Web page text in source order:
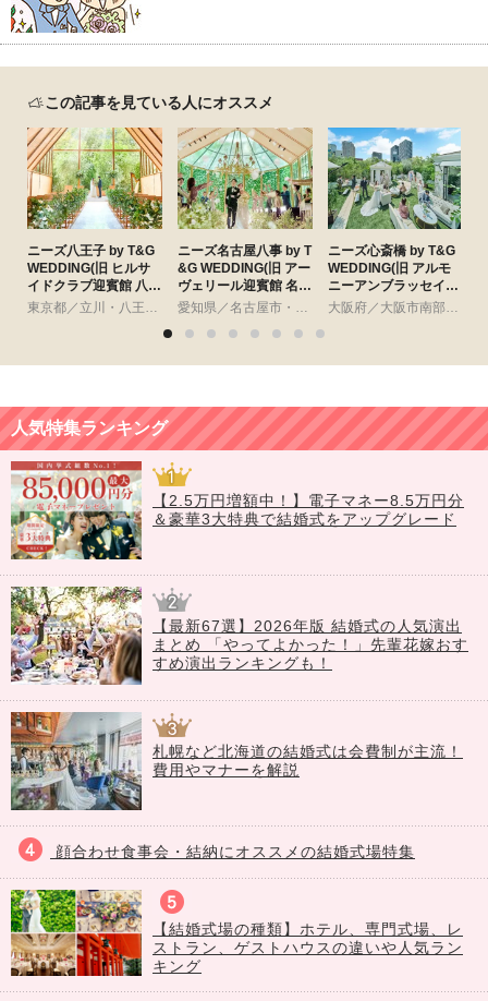
この記事を見ている人にオススメ
ニーズ八王子 by T&G
WEDDING(旧 ヒルサ
イドクラブ迎賓館 八王
子)
東京都／立川・八王子・町田・23区以外
ニーズ名古屋八事 by T
&G WEDDING(旧 アー
ヴェリール迎賓館 名古
屋)
愛知県／名古屋市・周辺
ニーズ心斎橋 by T&G
WEDDING(旧 アルモ
ニーアンブラッセイッ
トハウス)
大阪府／大阪市南部・東大阪
人気特集ランキング
【2.5万円増額中！】電子マネー8.5万円分
＆豪華3大特典で結婚式をアップグレード
【最新67選】2026年版 結婚式の人気演出
まとめ 「やってよかった！」先輩花嫁おす
すめ演出ランキングも！
札幌など北海道の結婚式は会費制が主流！
費用やマナーを解説
顔合わせ食事会・結納にオススメの結婚式場特集
【結婚式場の種類】ホテル、専門式場、レ
ストラン、ゲストハウスの違いや人気ラン
キング